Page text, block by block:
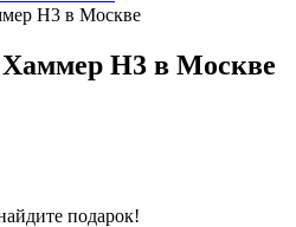
H3 в Москве
H3 в Москве
подарок!